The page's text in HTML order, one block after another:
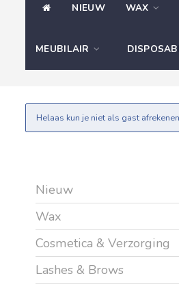
NIEUW WAX
MEUBILAIR
Helaas kun je niet als gast
Nieuw
Wax
Cosmetica & Verzorging
Lashes & Brows